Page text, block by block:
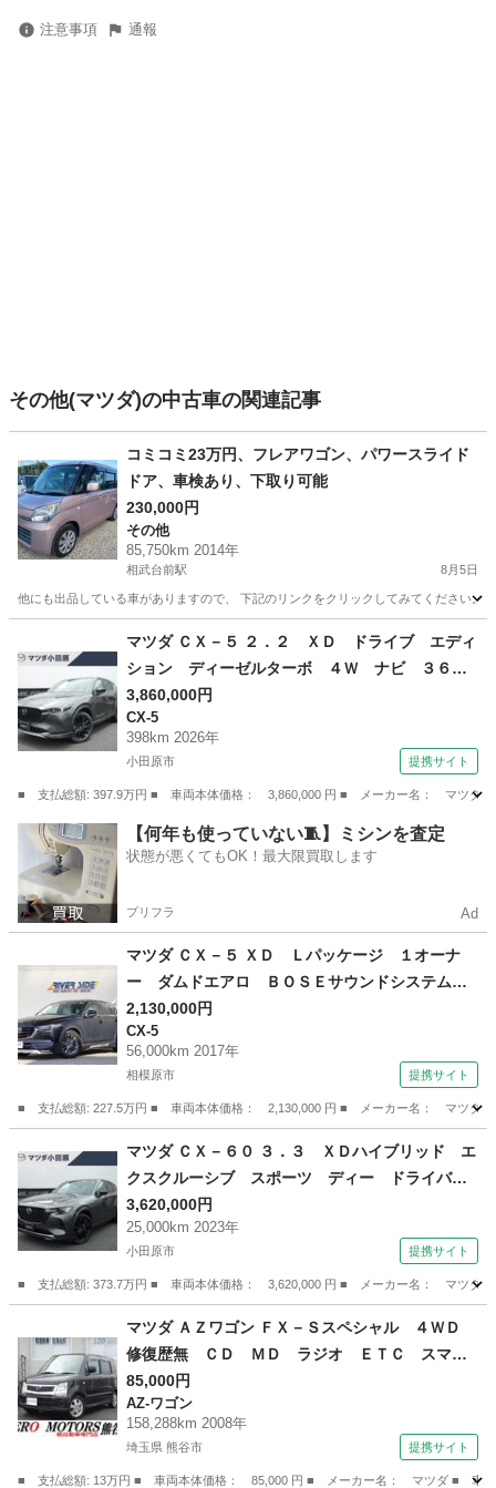
注意事項 通報
その他(マツダ)の中古車の関連記事
コミコミ23万円、フレアワゴン、パワースライド
ドア、車検あり、下取り可能
230,000円
その他
85,750km 2014年
相武台前駅 8月5日
他にも出品している車がありますので、 下記のリンクをクリックしてみてください。
相武台前駅 その他 フレア
マツダ ＣＸ－５ ２．２ ＸＤ ドライブ エディ
ション ディーゼルターボ ４Ｗ ナビ ３６０
度カメラ ＥＴＣ２．０ サンルーフ パーキン
グセンサー オートクルーズコントロール 地デ
ジ 電動リアゲート 電動シート 革シート 衝
突被害軽減システム シートヒーター ＥＴＣ
４ＷＤ 禁煙 （検11.3）
3,860,000円
CX-5
398km 2026年
小田原市 提携サイト
■ 支払総額: 397.9万円 ■ 車両本体価格： 3,860,000 円 ■ メーカー名： マツ
神奈川 小田原市 CX-5
【何年も使っていない🧵】ミシンを査定
状態が悪くてもOK！最大限買取します
プリフラ Ad
マツダ ＣＸ－５ ＸＤ Ｌパッケージ １オーナ
ー ダムドエアロ ＢＯＳＥサウンドシステムナ
ビフルセグＤＶＤ再生バックカメラ 革パワーシ
ートヒーター 社外マフラー 純正１７インチア
ルミ スマートキー ＬＥＤライト フォグライ
2,130,000円
CX-5
56,000km 2017年
相模原市 提携サイト
■ 支払総額: 227.5万円 ■ 車両本体価格： 2,130,000 円 ■ メーカー名： マツダ
CX-5
マツダ ＣＸ－６０ ３．３ ＸＤハイブリッド エ
クスクルーシブ スポーツ ディー ドライバ
ー・パーソナライゼーション パワーバックゲー
ト ＬＥＤヘッドライト 黒革 ナビ＆ＴＶ 定
期点検記録簿 禁煙車 ＥＴＣ Ｐシート ベン
チレーション ２０ＡＷ 横滑り防止装置 ＢＯ
ＳＥサウンド （検8.9）
3,620,000円
25,000km 2023年
小田原市 提携サイト
■ 支払総額: 373.7万円 ■ 車両本体価格： 3,620,000 円 ■ メーカー名： マツ
マツダ
マツダ ＡＺワゴン ＦＸ－Ｓスペシャル ４ＷＤ
修復歴無 ＣＤ ＭＤ ラジオ ＥＴＣ スマー
トキー シートヒーター フルフラット ドアバ
イザー アルミホイール ベンチシート ライト
レベライザー （検9.2）
85,000円
AZ-ワゴン
158,288km 2008年
埼玉県 熊谷市 提携サイト
■ 支払総額: 13万円 ■ 車両本体価格： 85,000 円 ■ メーカー名： マツダ ■